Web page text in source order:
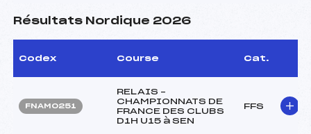
Résultats Nordique 2026
Codex Course Cat.
FNAM0251
RELAIS –
CHAMPIONNATS DE
FRANCE DES CLUBS
D1H U15 à SEN
FFS